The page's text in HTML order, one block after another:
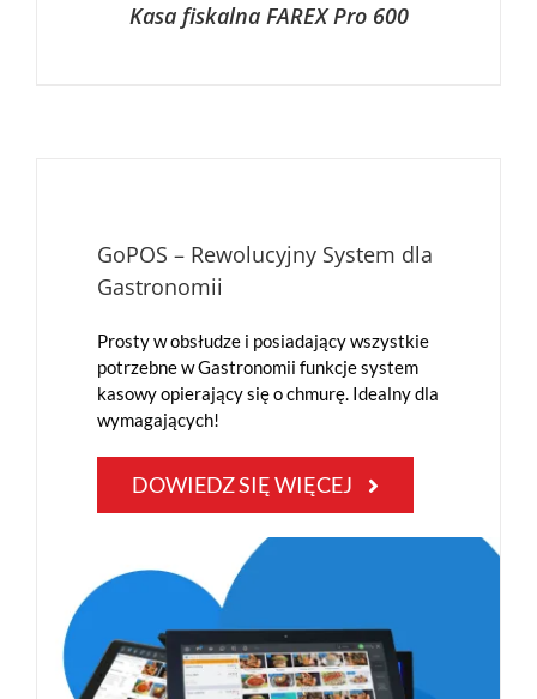
Kasa fiskalna FAREX Pro 600
GoPOS – Rewolucyjny System dla
Gastronomii
Prosty w obsłudze i posiadający wszystkie
potrzebne w Gastronomii funkcje system
kasowy opierający się o chmurę. Idealny dla
wymagających!
DOWIEDZ SIĘ WIĘCEJ